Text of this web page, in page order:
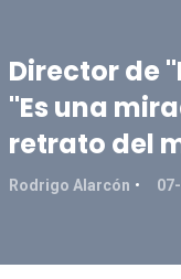
Director de
"Es una
retrato del
Rodrigo Alarcón